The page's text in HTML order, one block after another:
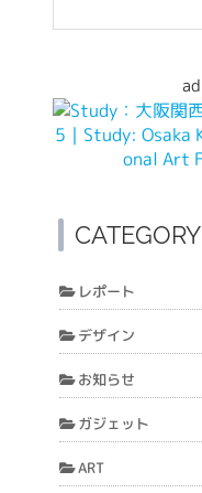
ad
CATEGORY
レポート
デザイン
お知らせ
ガジェット
ART